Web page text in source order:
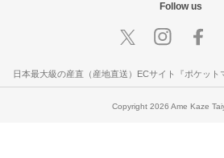
Follow us
日本最大級の産直（産地直送）ECサイト『ポケット
Copyright 2026 Ame Kaze